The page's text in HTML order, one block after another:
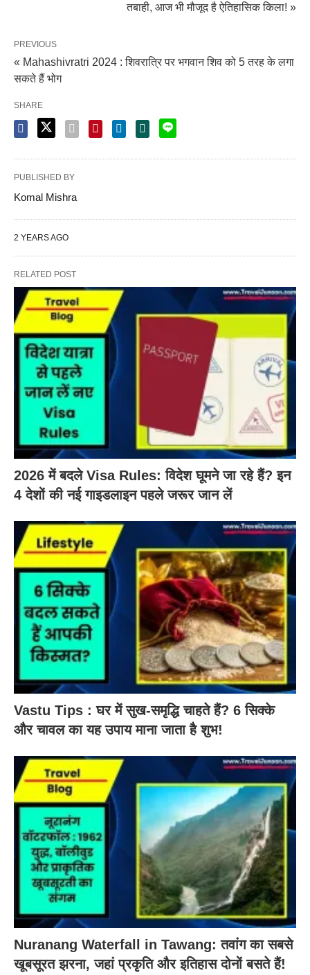
तबाही, आज भी मौजूद है ऐतिहासिक किला! »
PREVIOUS
« Mahashivratri 2024 : शिवरात्रि पर भगवान शिव को 5 तरह के लगा
सकते हैं भोग
SHARE
PUBLISHED BY
Komal Mishra
2 YEARS AGO
RELATED POST
2026 में बदले Visa Rules: विदेश घूमने जा रहे हैं? इन
4 देशों की नई गाइडलाइन पहले जरूर जान लें
Vastu Tips : घर में सुख-समृद्धि चाहते हैं? 6 सिक्के
और चावल का यह उपाय माना जाता है शुभ!
Nuranang Waterfall in Tawang: तवांग का सबसे
खूबसूरत झरना, जहां प्रकृति और इतिहास दोनों बसते हैं!